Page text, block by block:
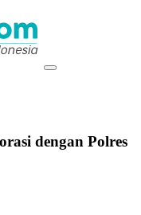
dengan Polres